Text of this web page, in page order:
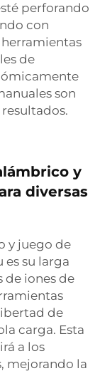
perforando
con
de
son
y
diversas
y juego de
su larga
de iones de
de
carga. Esta
a los
mejorando la